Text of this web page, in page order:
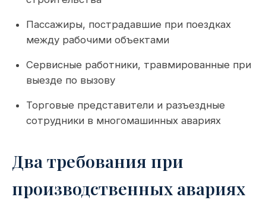
Пассажиры, пострадавшие при поездках
между рабочими объектами
Сервисные работники, травмированные при
выезде по вызову
Торговые представители и разъездные
сотрудники в многомашинных авариях
Два требования при
производственных авариях